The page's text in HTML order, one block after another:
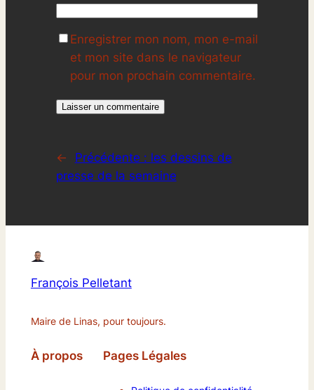
Enregistrer mon nom, mon e-mail
et mon site dans le navigateur
pour mon prochain commentaire.
← Précédente : les dessins de
presse de la semaine
François Pelletant
Maire de Linas, pour toujours.
À propos Pages Légales